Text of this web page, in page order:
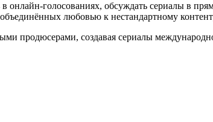
онлайн-голосованиях, обсуждать сериалы в
любовью к нестандартному
продюсерами, создавая сериалы